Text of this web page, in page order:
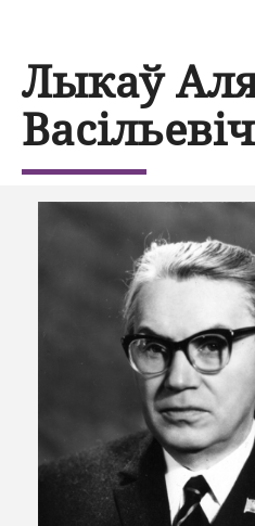
Лыкаў
Васільевіч